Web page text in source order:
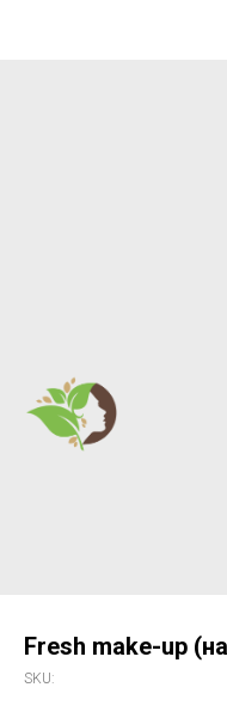
Fresh make-up
SKU: